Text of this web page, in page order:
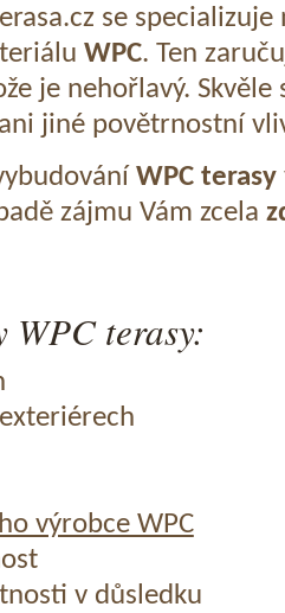
se specializuje
WPC. Ten
je nehořlavý.
jiné povětrnostní
WPC terasy
zájmu Vám zcela
terasy:
výrobce WPC
v důsledku